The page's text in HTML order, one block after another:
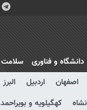
دانشگاه و فناوری سلامت
اصفهان اردبیل البرز
کهگیلویه و بویراحمد